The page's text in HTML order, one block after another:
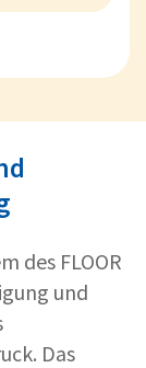
des FLOOR
und
Das